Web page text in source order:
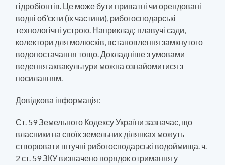
гідробіонтів. Це може бути приватні чи орендовані
водні об’єкти (їх частини), рибогосподарські
технологічні устрою. Наприклад: плавучі сади,
колектори для молюсків, встановлення замкнутого
водопостачання тощо. Докладніше з умовами
ведення аквакультури можна ознайомитися з
посиланням.
Довідкова інформація:
Ст. 59 Земельного Кодексу України зазначає, що
власники на своїх земельних ділянках можуть
створювати штучні рибогосподарські водоймища. ч.
2 ст. 59 ЗКУ визначено порядок отримання у